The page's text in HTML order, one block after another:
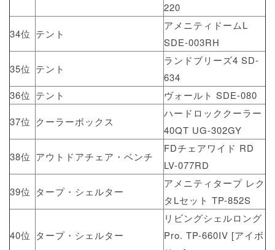
220
34位 テント
アメニティドームL
SDE-003RH
35位 テント
ランドブリーズ4 SD-
634
36位 テント ヴォールト SDE-080
37位 クーラーボックス
ハードロッククーラー
40QT UG-302GY
38位 アウトドアチェア・ベンチ
FDチェアワイド RD
LV-077RD
39位 タープ・シェルター
アメニティタープ レク
タLセット TP-852S
40位 タープ・シェルター
リビングシェルロング
Pro. TP-660IV [アイボ